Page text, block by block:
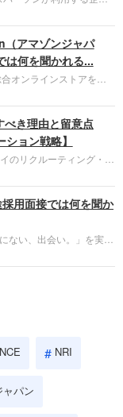
ご紹介します。今回はク
ォームを提供する
ット・ジャパン）株式会
業研究にご活用くださ
（アマゾンジャパ
は何を聞かれる...
オンラインストアを運
。中途採用面接では
リーダーシップの発揮、
、人間性やカルチャーフ
長期的に成長できる仲間
れます。
べき理由と留意点
ション戦略】
のリクルーティング・パ
コミサイト「キャリコ
お勧めするイチオシ企業
企業研究にご活用くださ
用面接では何を聞か
ない、出会い。」を実現
ほか、「人間性」も評価
NRI
パン